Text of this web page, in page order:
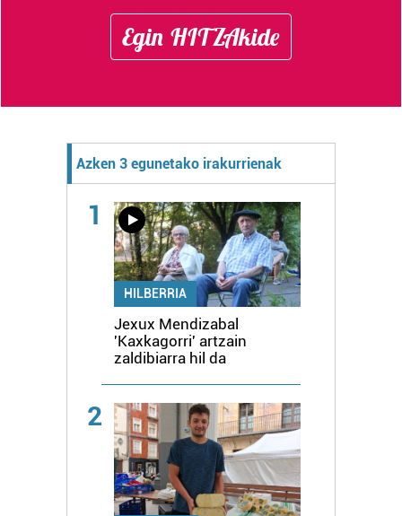
Egin HITZAkide
Azken 3 egunetako irakurrienak
1
HILBERRIA
Jexux Mendizabal
'Kaxkagorri' artzain
zaldibiarra hil da
2